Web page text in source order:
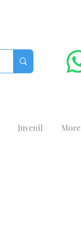
Juvenil More